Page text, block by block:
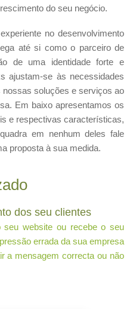
do seu negócio.
no desenvolvimento
até si como o parceiro de
de uma identidade forte e
ajustam-se às necessidades
soluções e serviços ao
Em baixo apresentamos os
e respectivas características,
em nenhum deles fale
proposta à sua medida.
dos seu clientes
website ou recebe o seu
errada da sua empresa
a mensagem correcta ou não